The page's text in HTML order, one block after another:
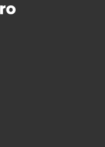
、より大きなグリッ
ためです。